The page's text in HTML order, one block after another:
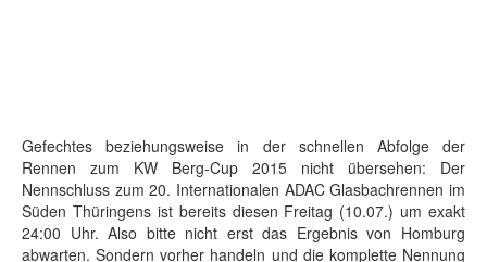
Gefechtes beziehungsweise in der schnellen Abfolge der
Rennen zum KW Berg-Cup 2015 nicht übersehen: Der
Nennschluss zum 20. Internationalen ADAC Glasbachrennen im
Süden Thüringens ist bereits diesen Freitag (10.07.) um exakt
24:00 Uhr. Also bitte nicht erst das Ergebnis von Homburg
abwarten. Sondern vorher handeln und die komplette Nennung